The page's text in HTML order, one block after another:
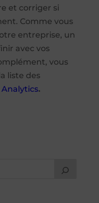
et corriger si
Comme vous
entreprise, un
avec vos
vous
liste des
.